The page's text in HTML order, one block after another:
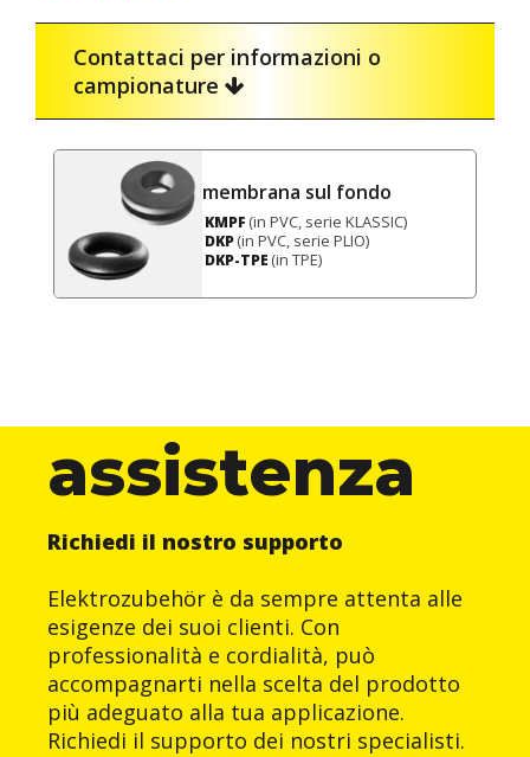
Contattaci per informazioni o
campionature
membrana sul fondo
KMPF (in PVC, serie KLASSIC)
DKP (in PVC, serie PLIO)
DKP-TPE (in TPE)
assistenza
Richiedi il nostro supporto
Elektrozubehör è da sempre attenta alle
esigenze dei suoi clienti. Con
professionalità e cordialità, può
accompagnarti nella scelta del prodotto
più adeguato alla tua applicazione.
Richiedi il supporto dei nostri specialisti.